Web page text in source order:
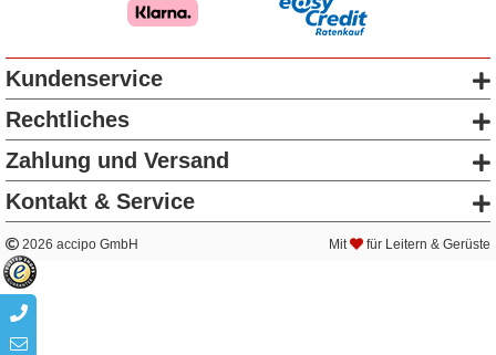
Kundenservice
Rechtliches
Zahlung und Versand
Kontakt & Service
2026 accipo GmbH Mit für Leitern & Gerüste